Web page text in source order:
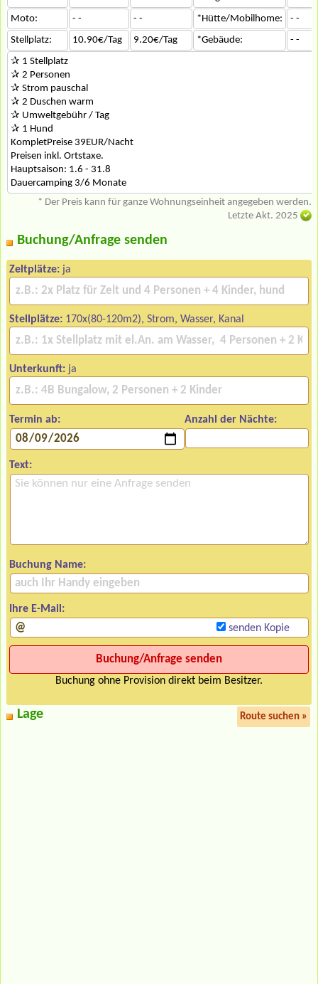
Moto:
- - - - *Hütte/Mobilhome:
- -
Stellplatz:
10.90€/Tag 9.20€/Tag *Gebäude:
- -
✰ 1 Stellplatz
✰ 2 Personen
✰ Strom pauschal
✰ 2 Duschen warm
✰ Umweltgebühr / Tag
✰ 1 Hund
KompletPreise 39EUR/Nacht
Preisen inkl. Ortstaxe.
Hauptsaison: 1.6 - 31.8
Dauercamping 3/6 Monate
* Der Preis kann für ganze Wohnungseinheit angegeben werden.
Letzte Akt. 2025
Buchung/Anfrage senden
Zeltplätze: ja
Stellplätze: 170x(80-120m2), Strom, Wasser, Kanal
Unterkunft: ja
Termin ab: Anzahl der Nächte:
Text:
Buchung Name:
Ihre E-Mail:
senden Kopie
Buchung ohne Provision direkt beim Besitzer.
Lage Route suchen »